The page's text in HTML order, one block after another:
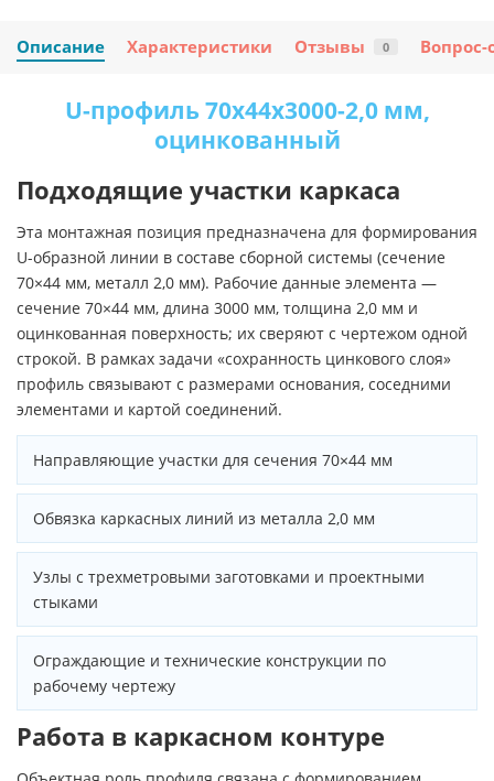
Описание Характеристики Отзывы 0 Вопрос-
U-профиль 70x44x3000-2,0 мм,
оцинкованный
Подходящие участки каркаса
Эта монтажная позиция предназначена для формирования
U-образной линии в составе сборной системы (сечение
70×44 мм, металл 2,0 мм). Рабочие данные элемента —
сечение 70×44 мм, длина 3000 мм, толщина 2,0 мм и
оцинкованная поверхность; их сверяют с чертежом одной
строкой. В рамках задачи «сохранность цинкового слоя»
профиль связывают с размерами основания, соседними
элементами и картой соединений.
Направляющие участки для сечения 70×44 мм
Обвязка каркасных линий из металла 2,0 мм
Узлы с трехметровыми заготовками и проектными
стыками
Ограждающие и технические конструкции по
рабочему чертежу
Работа в каркасном контуре